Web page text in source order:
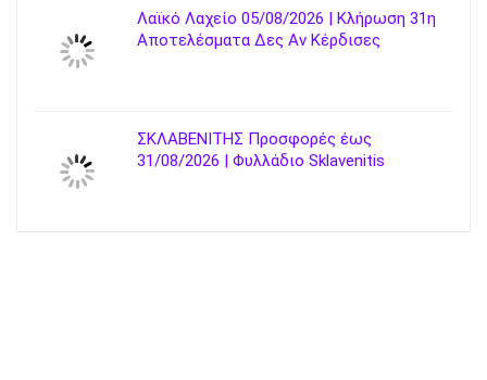
Λαϊκό Λαχείο 05/08/2026 | Κλήρωση 31η
Αποτελέσματα Δες Αν Κέρδισες
ΣΚΛΑΒΕΝΙΤΗΣ Προσφορές έως
31/08/2026 | Φυλλάδιο Sklavenitis